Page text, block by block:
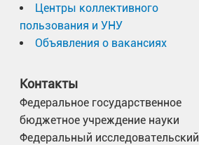
Центры коллективного
пользования и УНУ
Объявления о вакансиях
Контакты
Федеральное государственное
бюджетное учреждение науки
Федеральный исследовательский